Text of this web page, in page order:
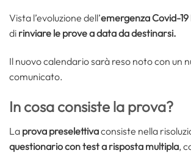
Vista l’evoluzione dell’emergenza Covid-19
di rinviare le prove a data da destinarsi.
Il nuovo calendario sarà reso noto con un
comunicato.
In cosa consiste la prova?
La prova preselettivaconsiste nella
questionario con test a risposta multipla,